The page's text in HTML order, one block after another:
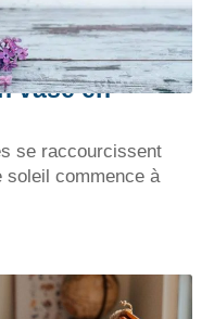
vase en
se raccourcissent
soleil commence à